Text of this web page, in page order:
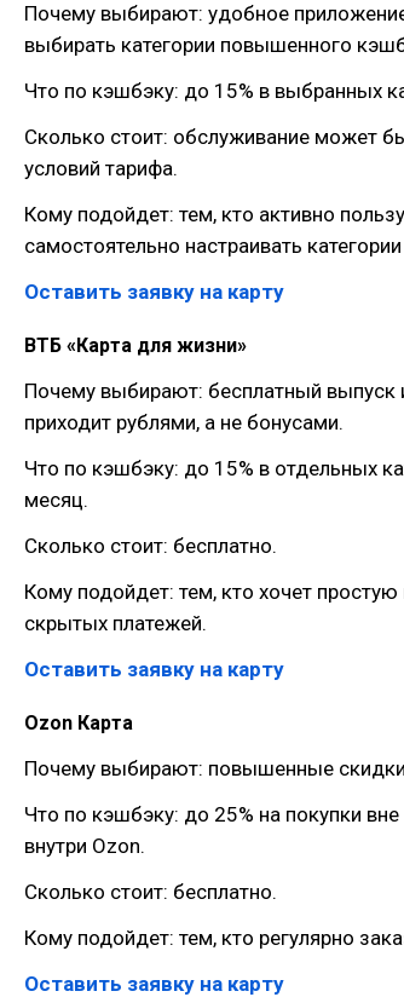
Почему выбирают: удобное
выбирать категории повышенного
Что по кэшбэку: до 15% в выбранных
Сколько стоит: обслуживание может
условий тарифа.
Кому подойдет: тем, кто активно
самостоятельно настраивать
Оставить заявку на карту
ВТБ «Карта для жизни»
Почему выбирают: бесплатный выпуск
приходит рублями, а не бонусами.
Что по кэшбэку: до 15% в отдельных
месяц.
Сколько стоит: бесплатно.
Кому подойдет: тем, кто хочет простую
скрытых платежей.
Оставить заявку на карту
Ozon Карта
Почему выбирают: повышенные
Что по кэшбэку: до 25% на покупки
внутри Ozon.
Сколько стоит: бесплатно.
Кому подойдет: тем, кто регулярно
Оставить заявку на карту